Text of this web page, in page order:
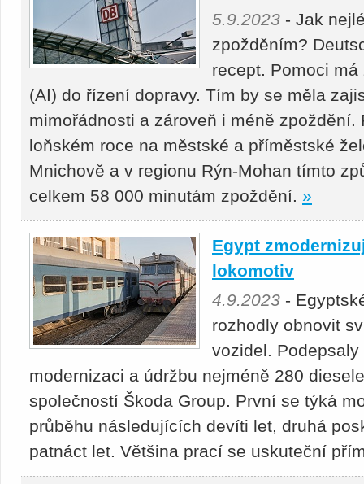
5.9.2023 - Jak
zpožděním?
recept. Pomoci
(AI) do řízení dopravy. Tím by se měla
mimořádnosti a zároveň i méně zpoždění.
loňském roce na městské a příměstské
Mnichově a v regionu Rýn-Mohan tímto
celkem 58 000 minutám zpoždění. »
Egypt
lokomotiv
4.9.2023 -
rozhodly obnovit
vozidel.
modernizaci a údržbu nejméně 280
společností Škoda Group. První se týká
průběhu následujících devíti let, druhá
patnáct let. Většina prací se uskuteční